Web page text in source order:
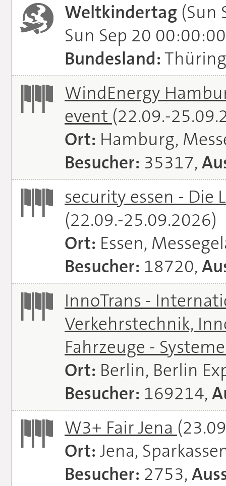
Weltkindertag (Sun
Sun Sep 20
Bundesland:
WindEnergy
event (22.09.-
Ort: Hamburg,
Besucher: 35317,
security essen - Die
(22.09.-25.09.2026)
Ort: Essen,
Besucher: 18720,
InnoTrans -
Verkehrstechnik,
Fahrzeuge -
Ort: Berlin, Berlin
Besucher: 169214,
W3+ Fair Jena
Ort: Jena,
Besucher: 2753,